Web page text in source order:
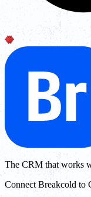
The CRM that works
Connect Breakcold to